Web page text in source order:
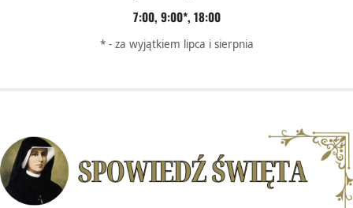
7:00, 9:00*, 18:00
* - za wyjątkiem lipca i sierpnia